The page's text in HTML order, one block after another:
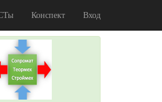
Конспект Вход